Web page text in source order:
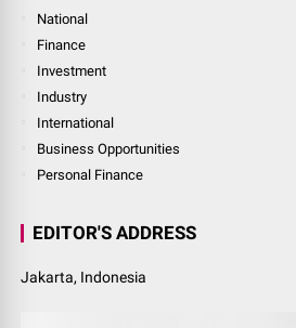
National
Finance
Investment
Industry
International
Business Opportunities
Personal Finance
EDITOR'S ADDRESS
Jakarta, Indonesia